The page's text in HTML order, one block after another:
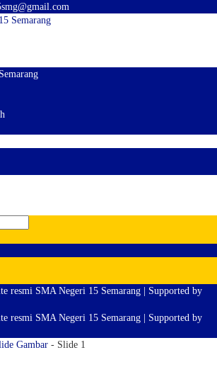
resmi SMA Negeri 15 Semarang | Supported by
resmi SMA Negeri 15 Semarang | Supported by
Gambar - Slide 1